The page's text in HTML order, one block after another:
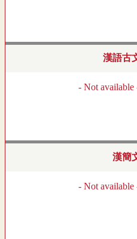
漢語古
- Not available
漢簡
- Not available